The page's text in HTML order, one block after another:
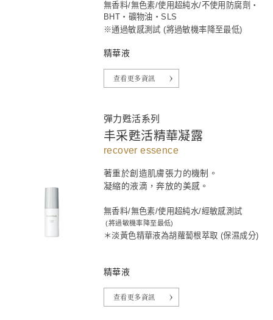
無香料/無色素/使用超純水/不使用防腐劑・
BHT ・礦物油 ・SLS
※通過敏感測試 (將過敏機率降至最低)
精華液
查看更多資訊
彈力甦活系列
丰采甦活精華凝露
recover essence
著重於創造肌膚張力的機制。
凝縮的液滴，奔放的美感。
無香料/無色素/使用超純水/經敏感測試
(將過敏機率降至最低)
＊淡黃色精華液為胡蘿蔔根萃取 (保濕成分)
精華液
查看更多資訊